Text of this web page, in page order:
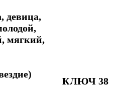
девица,
мягкий,
КЛЮЧ 38